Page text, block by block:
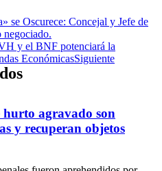
se Oscurece: Concejal y Jefe de
negociado.
y el BNF potenciará la
EconómicasSiguiente
hurto agravado son
y recuperan objetos